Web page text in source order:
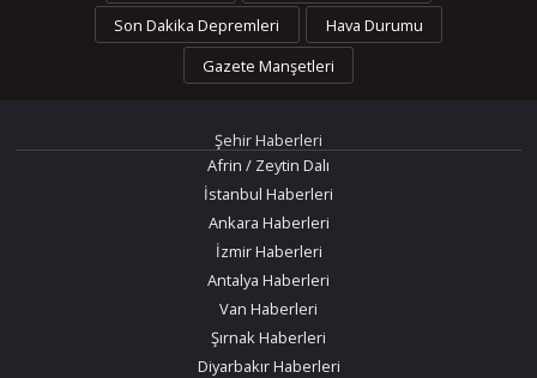
Son Dakika Depremleri
Hava Durumu
Gazete Manşetleri
Şehir Haberleri
Afrin / Zeytin Dalı
İstanbul Haberleri
Ankara Haberleri
İzmir Haberleri
Antalya Haberleri
Van Haberleri
Şırnak Haberleri
Diyarbakır Haberleri